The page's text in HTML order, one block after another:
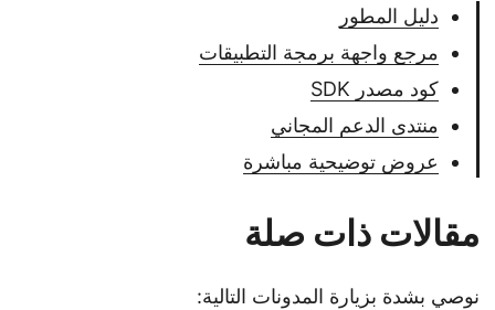
دليل المطور
مرجع واجهة برمجة التطبيقات
كود مصدر SDK
منتدى الدعم المجاني
عروض توضيحية مباشرة
مقالات ذات صلة
نوصي بشدة بزيارة المدونات التالية: